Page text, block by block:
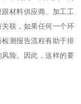
材料供应商、加工工
联，如果任何一个环
测报告流程有助于排
险。因此，这样的要